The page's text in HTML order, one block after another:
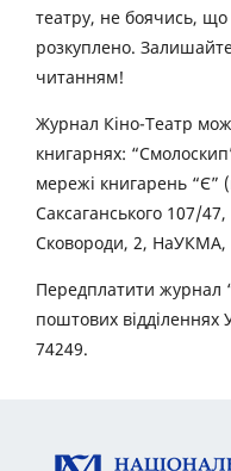
театру, не боячись,
розкуплено.
читанням!
Журнал Кіно-Театр
книгарнях:
мережі книгарень “Є”
Саксаганського 107/
Сковороди, 2, НаУКМА,
Передплатити журнал
поштових відділеннях
74249.